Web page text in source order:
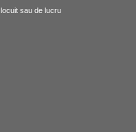
sau de lucru